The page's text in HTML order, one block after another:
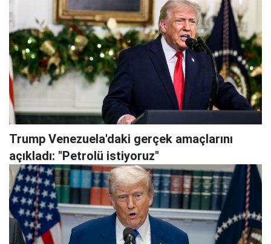
Trump Venezuela'daki gerçek amaçlarını
açıkladı: "Petrolü istiyoruz"